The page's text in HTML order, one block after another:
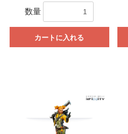
数量
カートに入れる